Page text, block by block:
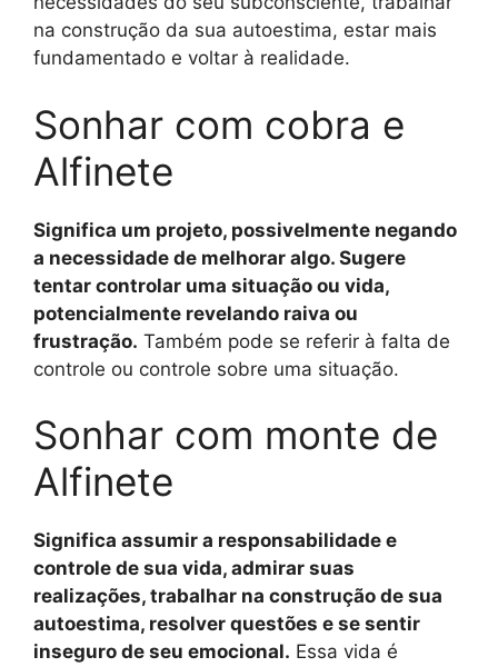
na construção da sua autoestima, estar mais
fundamentado e voltar à realidade.
Sonhar com cobra e
Alfinete
Significa um projeto, possivelmente negando
a necessidade de melhorar algo. Sugere
tentar controlar uma situação ou vida,
potencialmente revelando raiva ou
frustração. Também pode se referir à falta de
controle ou controle sobre uma situação.
Sonhar com monte de
Alfinete
Significa assumir a responsabilidade e
controle de sua vida, admirar suas
realizações, trabalhar na construção de sua
autoestima, resolver questões e se sentir
inseguro de seu emocional. Essa vida é